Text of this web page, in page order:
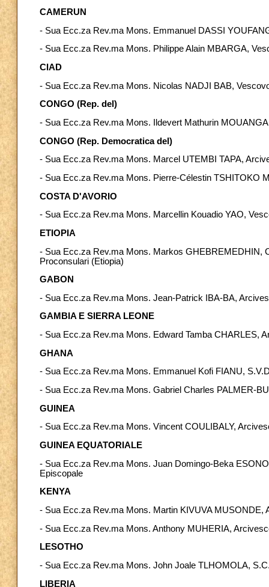
CAMERUN
- Sua Ecc.za Rev.ma Mons. Emmanuel DASSI
- Sua Ecc.za Rev.ma Mons. Philippe Alain MBARGA,
CIAD
- Sua Ecc.za Rev.ma Mons. Nicolas NADJI BAB,
CONGO (Rep. del)
- Sua Ecc.za Rev.ma Mons. Ildevert Mathurin
CONGO (Rep. Democratica del)
- Sua Ecc.za Rev.ma Mons. Marcel UTEMBI TAPA,
- Sua Ecc.za Rev.ma Mons. Pierre-Célestin TSHITOKO
COSTA D'AVORIO
- Sua Ecc.za Rev.ma Mons. Marcellin Kouadio YAO,
ETIOPIA
- Sua Ecc.za Rev.ma Mons. Markos GHEBREMEDHIN,
Proconsulari (Etiopia)
GABON
- Sua Ecc.za Rev.ma Mons. Jean-Patrick IBA-BA,
GAMBIA E SIERRA LEONE
- Sua Ecc.za Rev.ma Mons. Edward Tamba CHARLES,
GHANA
- Sua Ecc.za Rev.ma Mons. Emmanuel Kofi FIANU,
- Sua Ecc.za Rev.ma Mons. Gabriel Charles PALMER-
GUINEA
- Sua Ecc.za Rev.ma Mons. Vincent COULIBALY,
GUINEA EQUATORIALE
- Sua Ecc.za Rev.ma Mons. Juan Domingo-Beka
Episcopale
KENYA
- Sua Ecc.za Rev.ma Mons. Martin KIVUVA
- Sua Ecc.za Rev.ma Mons. Anthony MUHERIA,
LESOTHO
- Sua Ecc.za Rev.ma Mons. John Joale TLHOMOLA,
LIBERIA